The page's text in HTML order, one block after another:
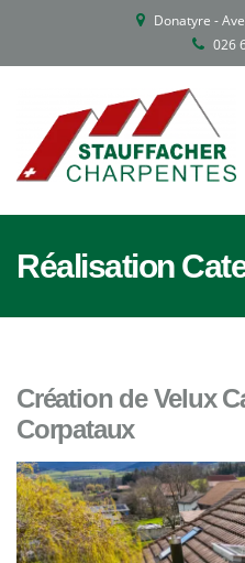
Donatyre -
026
Réalisation
Création de Velux
Corpataux